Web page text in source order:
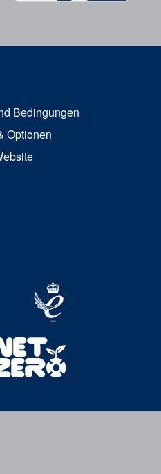
Bedingungen
Optionen